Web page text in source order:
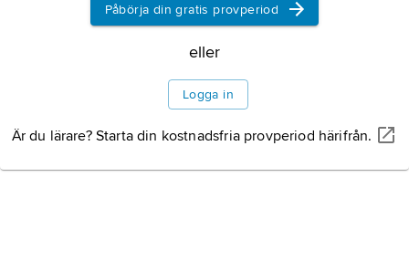
Påbörja din gratis provperiod
eller
Logga in
Är du lärare? Starta din kostnadsfria provperiod härifrån.